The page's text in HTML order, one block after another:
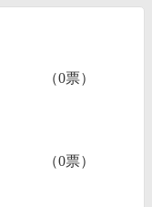
（0票）
（0票）